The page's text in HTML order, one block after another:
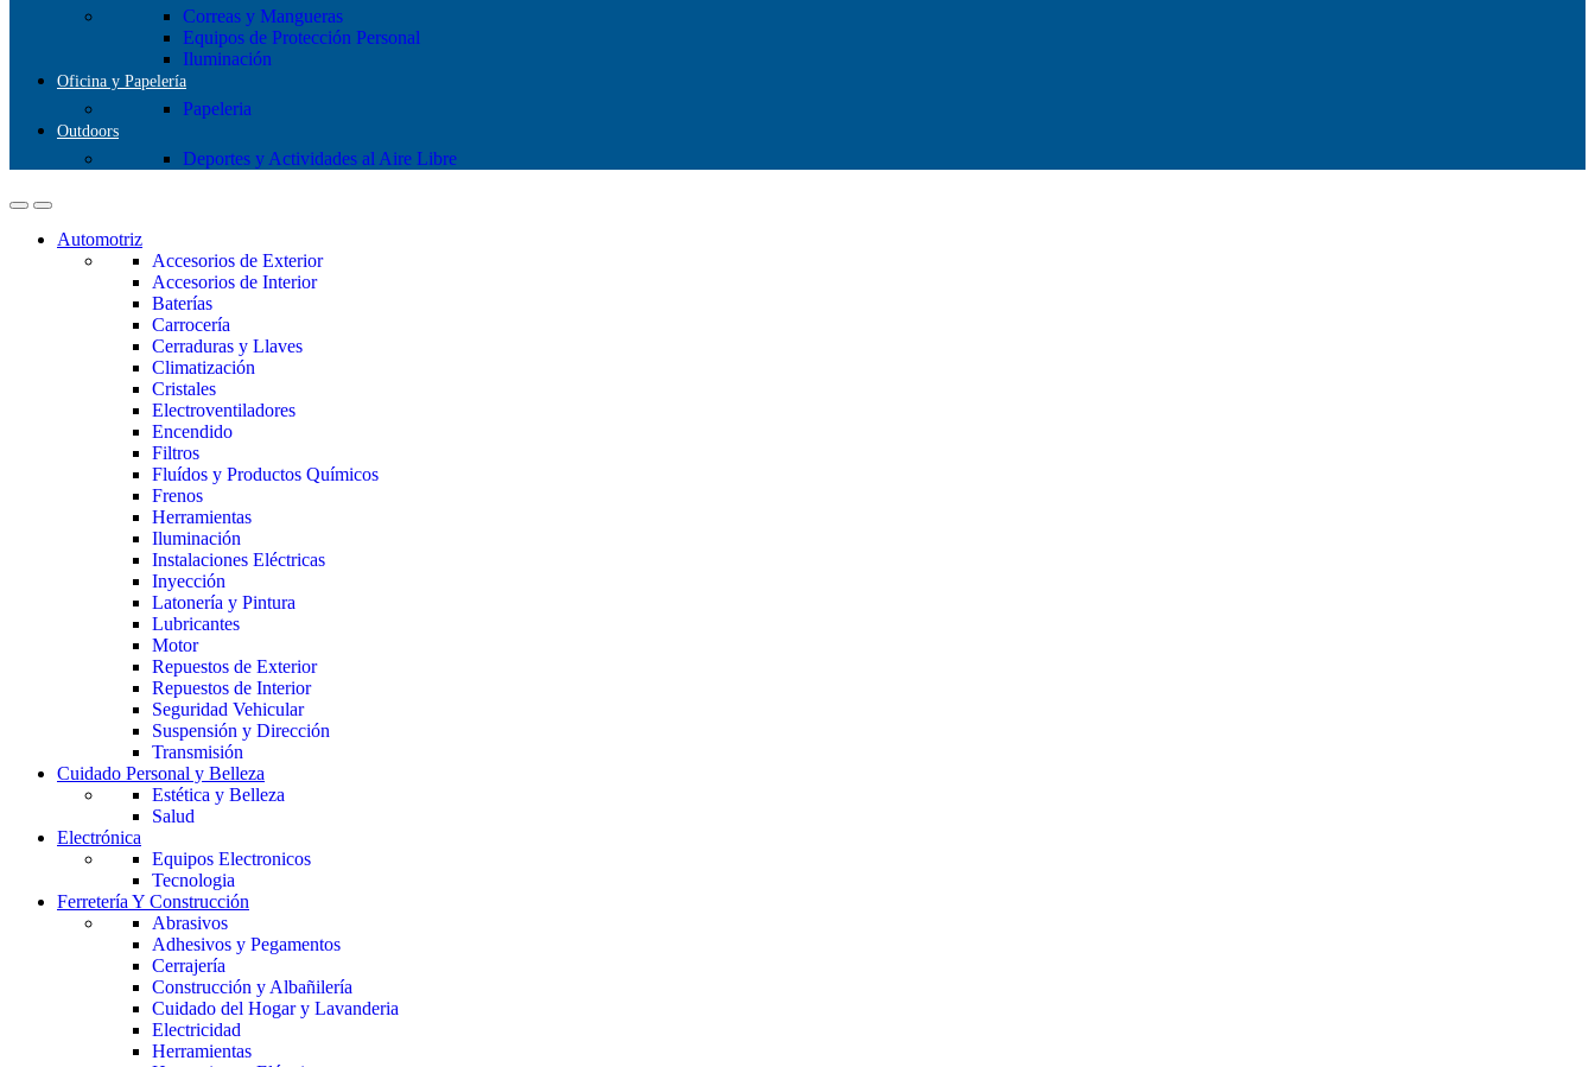
Correas y Mangueras
Equipos de Protección Personal
Iluminación
Oficina y Papelería
Papeleria
Outdoors
Deportes y Actividades al Aire Libre
Automotriz
Accesorios de Exterior
Accesorios de Interior
Baterías
Carrocería
Cerraduras y Llaves
Climatización
Cristales
Electroventiladores
Encendido
Filtros
Fluídos y Productos Químicos
Frenos
Herramientas
Iluminación
Instalaciones Eléctricas
Inyección
Latonería y Pintura
Lubricantes
Motor
Repuestos de Exterior
Repuestos de Interior
Seguridad Vehicular
Suspensión y Dirección
Transmisión
Cuidado Personal y Belleza
Estética y Belleza
Salud
Electrónica
Equipos Electronicos
Tecnologia
Ferretería Y Construcción
Abrasivos
Adhesivos y Pegamentos
Cerrajería
Construcción y Albañilería
Cuidado del Hogar y Lavanderia
Electricidad
Herramientas